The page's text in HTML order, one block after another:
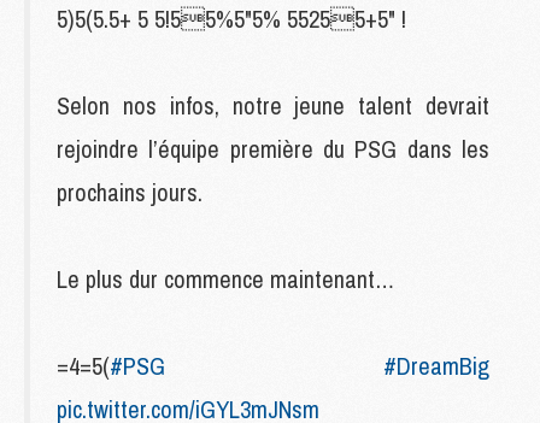
5)5(5.5+ 5 5!55%5"5% 55255+5" !
Selon nos infos, notre jeune talent devrait
rejoindre l’équipe première du PSG dans les
prochains jours.
Le plus dur commence maintenant…
=4=5(#PSG
#DreamBig
pic.twitter.com/iGYL3mJNsm